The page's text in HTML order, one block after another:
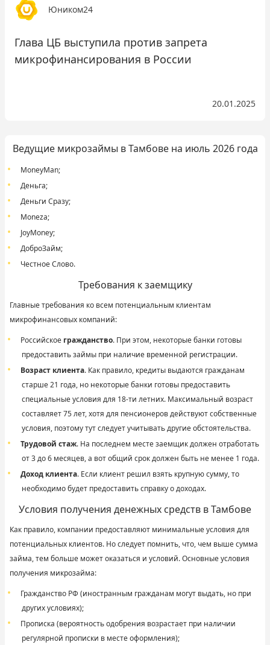
Юником24
Глава ЦБ выступила против запрета
микрофинансирования в России
20.01.2025
Ведущие микрозаймы в Тамбове на июль 2026 года
MoneyMan;
Деньга;
Деньги Сразу;
Moneza;
JoyMoney;
ДоброЗайм;
Честное Слово.
Требования к заемщику
Главные требования ко всем потенциальным клиентам
микрофинансовых компаний:
Российское гражданство. При этом, некоторые банки готовы
предоставить займы при наличие временной регистрации.
Возраст клиента. Как правило, кредиты выдаются гражданам
старше 21 года, но некоторые банки готовы предоставить
специальные условия для 18-ти летних. Максимальный возраст
составляет 75 лет, хотя для пенсионеров действуют собственные
условия, поэтому тут следует учитывать другие обстоятельства.
Трудовой стаж. На последнем месте заемщик должен отработать
от 3 до 6 месяцев, а вот общий срок должен быть не менее 1 года.
Доход клиента. Если клиент решил взять крупную сумму, то
необходимо будет предоставить справку о доходах.
Условия получения денежных средств в Тамбове
Как правило, компании предоставляют минимальные условия для
потенциальных клиентов. Но следует помнить, что, чем выше сумма
займа, тем больше может оказаться и условий. Основные условия
получения микрозайма:
Гражданство РФ (иностранным гражданам могут выдать, но при
других условиях);
Прописка (вероятность одобрения возрастает при наличии
регулярной прописки в месте оформления);